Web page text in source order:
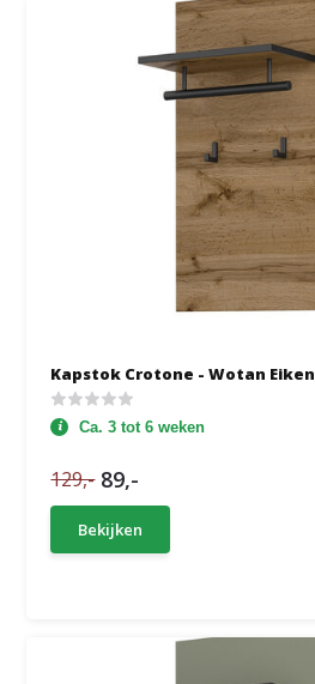
Kapstok Crotone - Wotan Eiken
Ca. 3 tot 6 weken
129,- 89,-
Bekijken